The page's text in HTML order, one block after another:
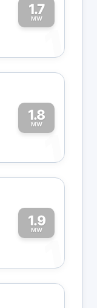
1.7
MW
1
1.8
MW
1
1.9
MW
1